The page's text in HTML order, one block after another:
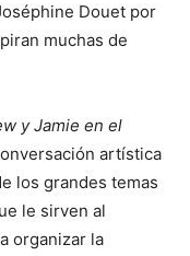
Douet por
muchas de
y Jamie en el
artística
los grandes temas
le sirven al
organizar la